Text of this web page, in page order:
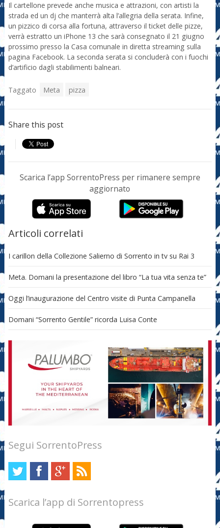
Il cartellone prevede anche musica e attrazioni, con artisti la
strada ed un dj che manterrà alta l’allegria della serata. Infine,
un pizzico di corsa alla fortuna, attraverso il ticket delle pizze,
verrà estratto un iPhone 13 che sarà consegnato il 21 giugno
prossimo presso la Casa comunale in diretta streaming sulla
pagina Facebook. La seconda serata si concluderà con i fuochi
d’artificio dagli stabilimenti balneari.
Taggato Meta pizza
Share this post
Scarica l’app SorrentoPress per rimanere sempre
aggiornato
Articoli correlati
I carillon della Collezione Salierno di Sorrento in tv su Rai 3
Meta. Domani la presentazione del libro “La tua vita senza te”
Oggi l’inaugurazione del Centro visite di Punta Campanella
Domani “Sorrento Gentile” ricorda Luisa Conte
Segui SorrentoPress
Scarica l’app di Sorrentopress